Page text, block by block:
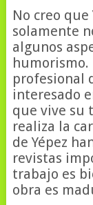
No creo que
solamente
algunos
humorismo.
profesional
interesado
que vive su
realiza la
de Yépez
revistas
trabajo es
obra es